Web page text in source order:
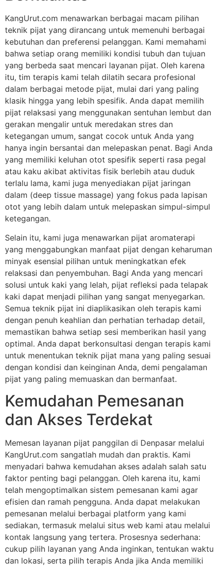
KangUrut.com menawarkan berbagai macam pilihan
teknik pijat yang dirancang untuk memenuhi berbagai
kebutuhan dan preferensi pelanggan. Kami memahami
bahwa setiap orang memiliki kondisi tubuh dan tujuan
yang berbeda saat mencari layanan pijat. Oleh karena
itu, tim terapis kami telah dilatih secara profesional
dalam berbagai metode pijat, mulai dari yang paling
klasik hingga yang lebih spesifik. Anda dapat memilih
pijat relaksasi yang menggunakan sentuhan lembut dan
gerakan mengalir untuk meredakan stres dan
ketegangan umum, sangat cocok untuk Anda yang
hanya ingin bersantai dan melepaskan penat. Bagi Anda
yang memiliki keluhan otot spesifik seperti rasa pegal
atau kaku akibat aktivitas fisik berlebih atau duduk
terlalu lama, kami juga menyediakan pijat jaringan
dalam (deep tissue massage) yang fokus pada lapisan
otot yang lebih dalam untuk melepaskan simpul-simpul
ketegangan.
Selain itu, kami juga menawarkan pijat aromaterapi
yang menggabungkan manfaat pijat dengan keharuman
minyak esensial pilihan untuk meningkatkan efek
relaksasi dan penyembuhan. Bagi Anda yang mencari
solusi untuk kaki yang lelah, pijat refleksi pada telapak
kaki dapat menjadi pilihan yang sangat menyegarkan.
Semua teknik pijat ini diaplikasikan oleh terapis kami
dengan penuh keahlian dan perhatian terhadap detail,
memastikan bahwa setiap sesi memberikan hasil yang
optimal. Anda dapat berkonsultasi dengan terapis kami
untuk menentukan teknik pijat mana yang paling sesuai
dengan kondisi dan keinginan Anda, demi pengalaman
pijat yang paling memuaskan dan bermanfaat.
Kemudahan Pemesanan
dan Akses Terdekat
Memesan layanan pijat panggilan di Denpasar melalui
KangUrut.com sangatlah mudah dan praktis. Kami
menyadari bahwa kemudahan akses adalah salah satu
faktor penting bagi pelanggan. Oleh karena itu, kami
telah mengoptimalkan sistem pemesanan kami agar
efisien dan ramah pengguna. Anda dapat melakukan
pemesanan melalui berbagai platform yang kami
sediakan, termasuk melalui situs web kami atau melalui
kontak langsung yang tertera. Prosesnya sederhana:
cukup pilih layanan yang Anda inginkan, tentukan waktu
dan lokasi, serta pilih terapis Anda jika Anda memiliki